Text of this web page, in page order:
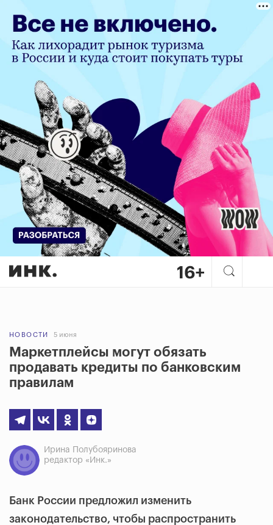
НОВОСТИ 5 июня
Маркетплейсы могут обязать
продавать кредиты по банковским
правилам
Ирина Полубояринова
редактор «Инк.»
Банк России предложил изменить
законодательство, чтобы распространить